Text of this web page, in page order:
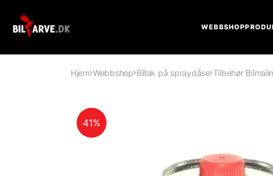
WEBBSHOP
Hjem Webbshop Billak på spraydåse Tilbehør
41%